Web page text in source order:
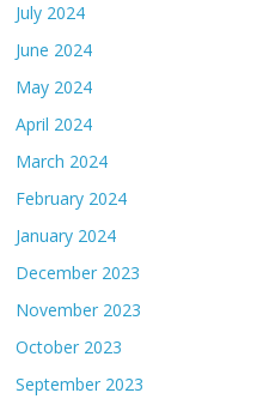
July 2024
June 2024
May 2024
April 2024
March 2024
February 2024
January 2024
December 2023
November 2023
October 2023
September 2023